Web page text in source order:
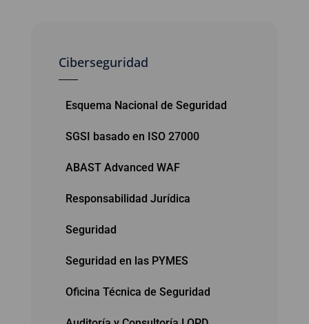
Ciberseguridad
Esquema Nacional de Seguridad
SGSI basado en ISO 27000
ABAST Advanced WAF
Responsabilidad Jurídica
Seguridad
Seguridad en las PYMES
Oficina Técnica de Seguridad